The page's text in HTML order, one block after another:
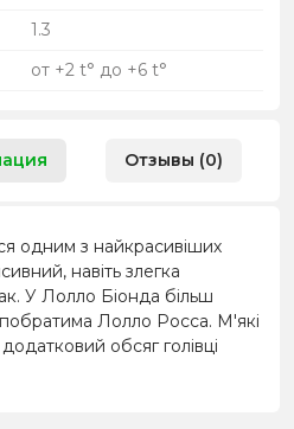
1.3
от +2 t° до +6 t°
Отзывы (0)
одним з найкрасивіших
навіть злегка
У Лолло Біонда більш
Лолло Росса. М'які
обсяг голівці